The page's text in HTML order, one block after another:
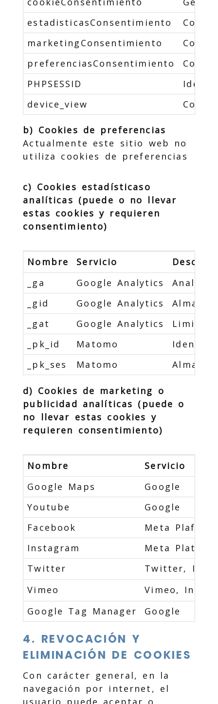
estadisticasConsentimiento
marketingConsentimiento
preferenciasConsentimiento
PHPSESSID
device_view
b) Cookies de preferencias
Actualmente este sitio web no
utiliza cookies de preferencias
c) Cookies estadísticaso
analíticas (puede o no llevar
estas cookies y requieren
consentimiento)
Nombre Servicio
_ga
Google Analytics
_gid
Google Analytics
_gat
Google Analytics
Limita
_pk_id
Matomo
_pk_ses
Matomo
d) Cookies de marketing o
publicidad analíticas (puede o
no llevar estas cookies y
requieren consentimiento)
Nombre
Servicio
Google Maps
Google
Youtube
Google
Facebook
Meta
Instagram
Meta
Twitter
Twitter, Inc.
Vimeo
Vimeo, Inc.
Google Tag Manager
Google
4. REVOCACIÓN Y
ELIMINACIÓN DE COOKIES
Con carácter general, en la
navegación por internet, el